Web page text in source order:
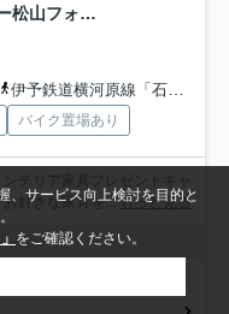
☆選べる家具プレゼント☆ポレスター松山フォレストシティ
伊予鉄道横河原線「石手川公園」駅 徒歩17分
バイク置場あり
テリア家具プレゼントキャ
お好きな家具を...もっと見る
、サービス向上検討を目的と
をご確認ください。